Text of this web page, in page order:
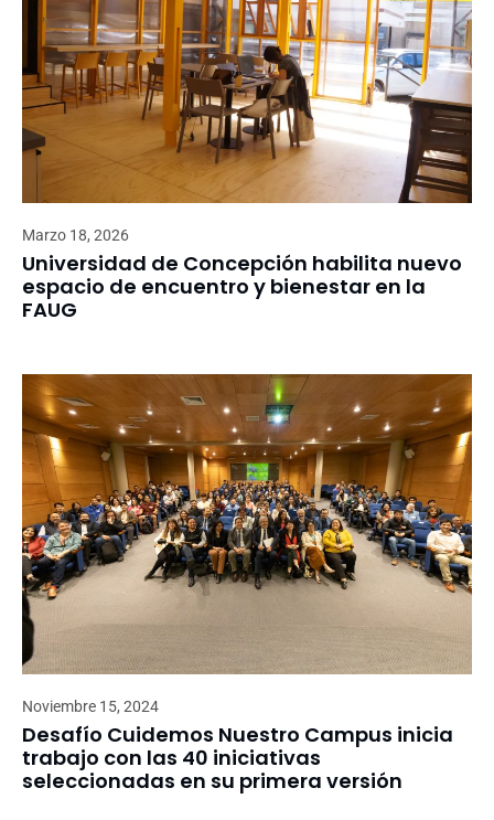
Marzo 18, 2026
Universidad de Concepción habilita nuevo
espacio de encuentro y bienestar en la
FAUG
Noviembre 15, 2024
Desafío Cuidemos Nuestro Campus inicia
trabajo con las 40 iniciativas
seleccionadas en su primera versión